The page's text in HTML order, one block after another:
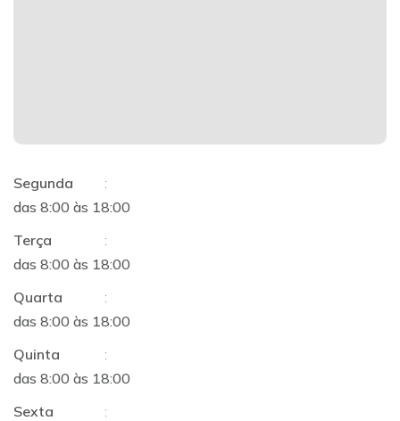
Segunda
:
das 8:00 às 18:00
Terça
:
das 8:00 às 18:00
Quarta
:
das 8:00 às 18:00
Quinta
:
das 8:00 às 18:00
Sexta
: